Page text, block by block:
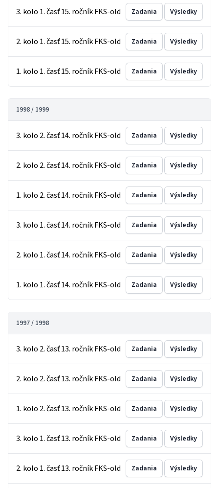
3. kolo 1. časť 15. ročník FKS-old Zadania Výsledky
2. kolo 1. časť 15. ročník FKS-old Zadania Výsledky
1. kolo 1. časť 15. ročník FKS-old Zadania Výsledky
1998 / 1999
3. kolo 2. časť 14. ročník FKS-old Zadania Výsledky
2. kolo 2. časť 14. ročník FKS-old Zadania Výsledky
1. kolo 2. časť 14. ročník FKS-old Zadania Výsledky
3. kolo 1. časť 14. ročník FKS-old Zadania Výsledky
2. kolo 1. časť 14. ročník FKS-old Zadania Výsledky
1. kolo 1. časť 14. ročník FKS-old Zadania Výsledky
1997 / 1998
3. kolo 2. časť 13. ročník FKS-old Zadania Výsledky
2. kolo 2. časť 13. ročník FKS-old Zadania Výsledky
1. kolo 2. časť 13. ročník FKS-old Zadania Výsledky
3. kolo 1. časť 13. ročník FKS-old Zadania Výsledky
2. kolo 1. časť 13. ročník FKS-old Zadania Výsledky